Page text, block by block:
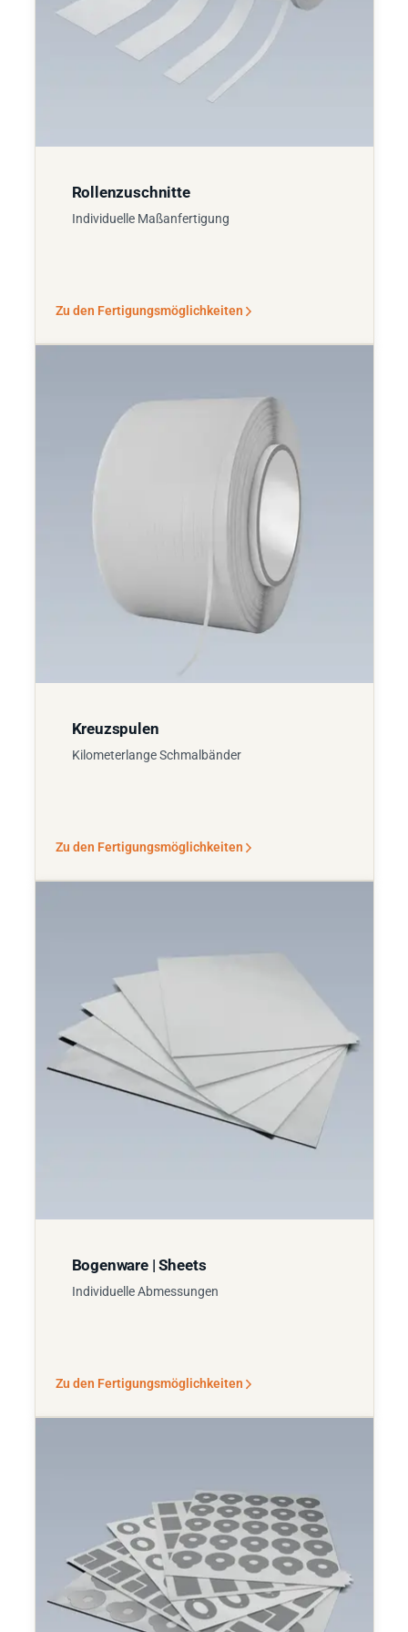
Rollenzuschnitte
Individuelle Maßanfertigung
Zu den Fertigungsmöglichkeiten
Kreuzspulen
Kilometerlange Schmalbänder
Zu den Fertigungsmöglichkeiten
Bogenware | Sheets
Individuelle Abmessungen
Zu den Fertigungsmöglichkeiten